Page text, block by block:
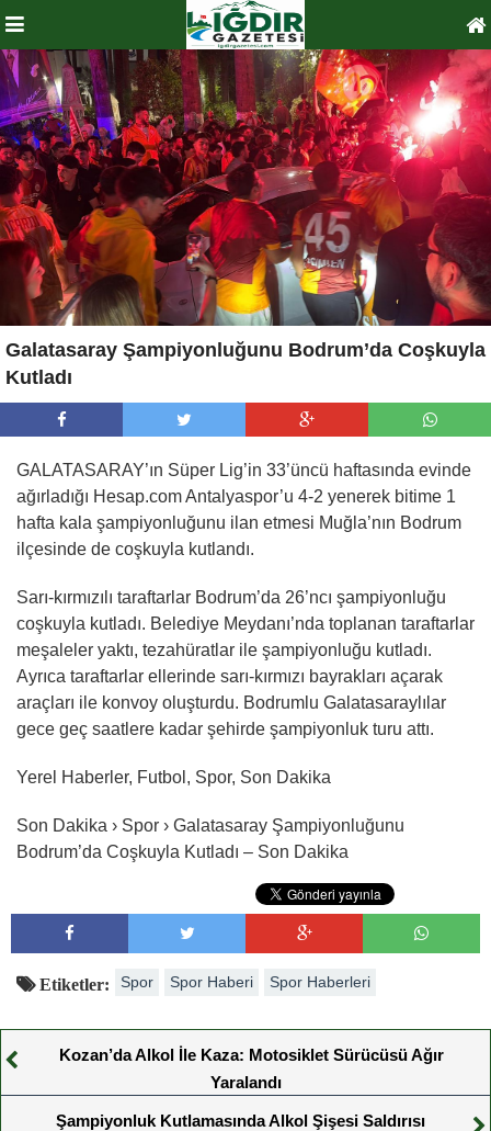
Galatasaray Şampiyonluğunu Bodrum’da Coşkuyla
Kutladı
GALATASARAY’ın Süper Lig’in 33’üncü haftasında evinde
ağırladığı Hesap.com Antalyaspor’u 4-2 yenerek bitime 1
hafta kala şampiyonluğunu ilan etmesi Muğla’nın Bodrum
ilçesinde de coşkuyla kutlandı.
Sarı-kırmızılı taraftarlar Bodrum’da 26’ncı şampiyonluğu
coşkuyla kutladı. Belediye Meydanı’nda toplanan taraftarlar
meşaleler yaktı, tezahüratlar ile şampiyonluğu kutladı.
Ayrıca taraftarlar ellerinde sarı-kırmızı bayrakları açarak
araçları ile konvoy oluşturdu. Bodrumlu Galatasaraylılar
gece geç saatlere kadar şehirde şampiyonluk turu attı.
Yerel Haberler, Futbol, Spor, Son Dakika
Son Dakika › Spor › Galatasaray Şampiyonluğunu
Bodrum’da Coşkuyla Kutladı – Son Dakika
Etiketler: Spor Spor Haberi Spor Haberleri
Kozan’da Alkol İle Kaza: Motosiklet Sürücüsü Ağır
Yaralandı
Şampiyonluk Kutlamasında Alkol Şişesi Saldırısı